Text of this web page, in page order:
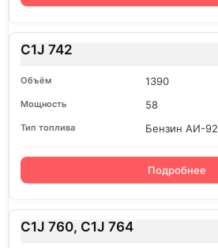
C1J 742
1390
58
Бензин АИ-92
Подробнее
C1J 760, C1J 764